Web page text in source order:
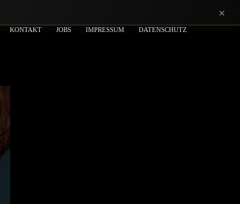
KONTAKT JOBS IMPRESSUM DATENSCHUTZ
×